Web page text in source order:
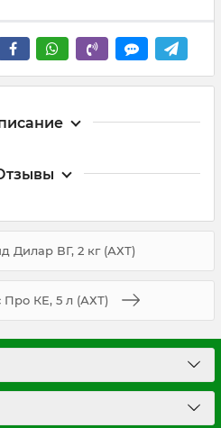
Дилар ВГ, 2 кг (АХТ)
Про КЕ, 5 л (АХТ)